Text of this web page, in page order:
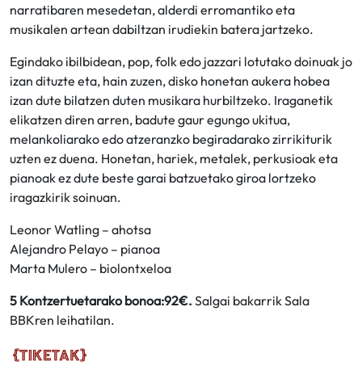
narratibaren mesedetan, alderdi erromantiko eta
musikalen artean dabiltzan irudiekin batera jartzeko.
Egindako ibilbidean, pop, folk edo jazzari lotutako doinuak jo
izan dituzte eta, hain zuzen, disko honetan aukera hobea
izan dute bilatzen duten musikara hurbiltzeko. Iraganetik
elikatzen diren arren, badute gaur egungo ukitua,
melankoliarako edo atzeranzko begiradarako zirrikiturik
uzten ez duena. Honetan, hariek, metalek, perkusioak eta
pianoak ez dute beste garai batzuetako giroa lortzeko
iragazkirik soinuan.
Leonor Watling – ahotsa
Alejandro Pelayo – pianoa
Marta Mulero – biolontxeloa
5 Kontzertuetarako bonoa:92€. Salgai bakarrik Sala
BBKren leihatilan.